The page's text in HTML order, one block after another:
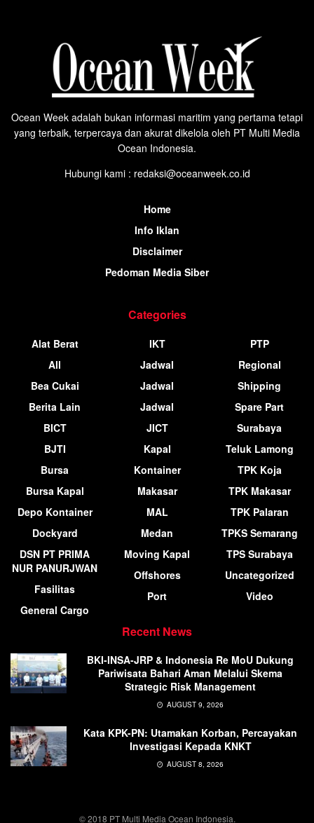
Ocean Week adalah bukan informasi maritim yang pertama tetapi
yang terbaik, terpercaya dan akurat dikelola oleh PT Multi Media
Ocean Indonesia.
Hubungi kami : redaksi@oceanweek.co.id
Home
Info Iklan
Disclaimer
Pedoman Media Siber
Categories
Alat Berat
All
Bea Cukai
Berita Lain
BICT
BJTI
Bursa
Bursa Kapal
Depo Kontainer
Dockyard
DSN PT PRIMA
NUR PANURJWAN
Fasilitas
General Cargo
IKT
Jadwal
Jadwal
Jadwal
JICT
Kapal
Kontainer
Makasar
MAL
Medan
Moving Kapal
Offshores
Port
PTP
Regional
Shipping
Spare Part
Surabaya
Teluk Lamong
TPK Koja
TPK Makasar
TPK Palaran
TPKS Semarang
TPS Surabaya
Uncategorized
Video
Recent News
BKI-INSA-JRP & Indonesia Re MoU Dukung
Pariwisata Bahari Aman Melalui Skema
Strategic Risk Management
AUGUST 9, 2026
Kata KPK-PN: Utamakan Korban, Percayakan
Investigasi Kepada KNKT
AUGUST 8, 2026
© 2018 PT Multi Media Ocean Indonesia.